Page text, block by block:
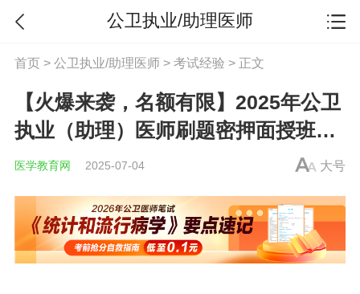
公卫执业/助理医师
首页> 公卫执业/助理医师> 考试经验 > 正文
【火爆来袭，名额有限】2025年公卫
执业（助理）医师刷题密押面授班热
招中！
医学教育网 2025-07-04 大号